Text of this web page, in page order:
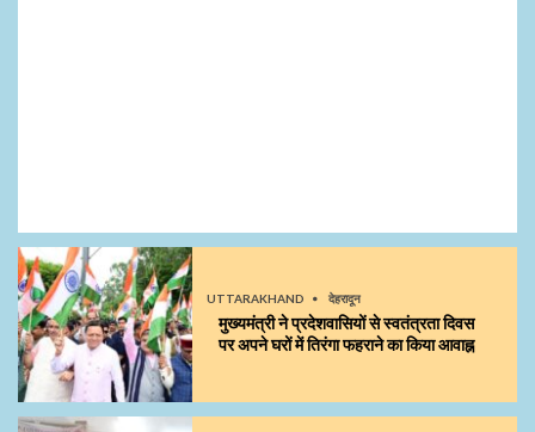
UTTARAKHAND देहरादून
मुख्यमंत्री ने प्रदेशवासियों से स्वतंत्रता दिवस
पर अपने घरों में तिरंगा फहराने का किया आवाह्न